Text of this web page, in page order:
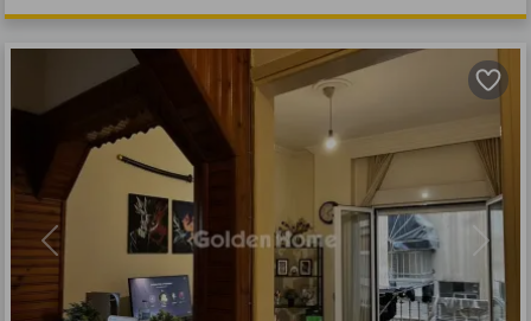
Previous Next